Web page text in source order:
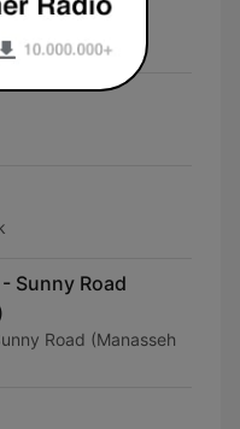
Sunny Road
Road (Manasseh